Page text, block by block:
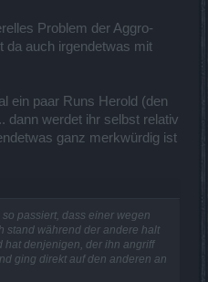
Problem der Aggro-
da auch irgendetwas mit
ein paar Runs Herold (den
dann werdet ihr selbst relativ
ganz merkwürdig ist
passiert, dass einer wegen
stand während der andere halt
hat denjenigen, der ihn angriff
ging direkt auf den anderen an